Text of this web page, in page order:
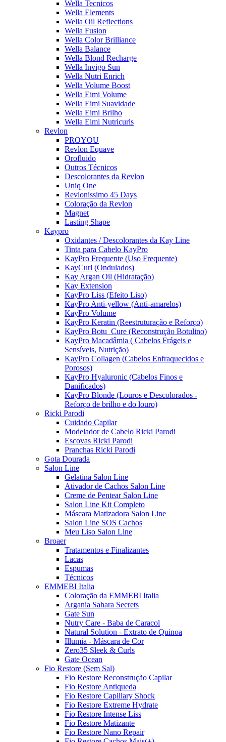
Wella Tecnicos
Wella Elements
Wella Oil Reflections
Wella Fusion
Wella Color Brilliance
Wella Balance
Wella Blond Recharge
Wella Invigo Sun
Wella Nutri Enrich
Wella Volume Boost
Wella Eimi Volume
Wella Eimi Suavidade
Wella Eimi Brilho
Wella Eimi Nutricurls
Revlon
PROYOU
Revlon Equave
Orofluido
Outros Técnicos
Descolorantes da Revlon
Uniq One
Revlonissimo 45 Days
Coloração da Revlon
Magnet
Lasting Shape
Kaypro
Oxidantes / Descolorantes da Kay Line
Tinta para Cabelo KayPro
KayPro Frequente (Uso Frequente)
KayCurl (Ondulados)
Kay Argan Oil (Hidratação)
Kay Extension
KayPro Liss (Efeito Liso)
KayPro Anti-yellow (Anti-amarelos)
KayPro Volume
KayPro Keratin (Reestruturação e Reforço)
KayPro Botu_Cure (Reconstrução Botulino)
KayPro Macadâmia ( Cabelos Frágeis e
Sensíveis, Nutrição)
KayPro Collagen (Cabelos Enfraquecidos e
Porosos)
KayPro Hyaluronic (Cabelos Finos e
Danificados)
KayPro Blonde (Louros e Descolorados -
Reforço de brilho e do louro)
Ricki Parodi
Cuidado Capilar
Modelador de Cabelo Ricki Parodi
Escovas Ricki Parodi
Pranchas Ricki Parodi
Gota Dourada
Salon Line
Gelatina Salon Line
Ativador de Cachos Salon Line
Creme de Pentear Salon Line
Salon Line Kit Completo
Máscara Matizadora Salon Line
Salon Line SOS Cachos
Meu Liso Salon Line
Broaer
Tratamentos e Finalizantes
Lacas
Espumas
Técnicos
EMMEBI Italia
Coloração da EMMEBI Italia
Argania Sahara Secrets
Gate Sun
Nutry Care - Baba de Caracol
Natural Solution - Extrato de Quinoa
Illumia - Máscara de Cor
Zero35 Sleek & Curls
Gate Ocean
Fio Restore (Sem Sal)
Fio Restore Reconstrução Capilar
Fio Restore Antiqueda
Fio Restore Capillary Shock
Fio Restore Extreme Hydrate
Fio Restore Intense Liss
Fio Restore Matizante
Fio Restore Nano Repair